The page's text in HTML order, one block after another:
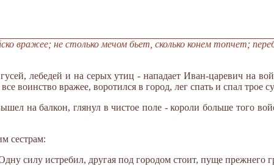
вражее; не столько мечом бьет, сколько конем топчет;
лебедей и на серых утиц - нападает Иван-царевич на
воинство вражее, воротился в город, лег спать и спал трое
на балкон, глянул в чистое поле - короли больше того
сестрам:
силу истребил, другая под городом стоит, пуще прежнего